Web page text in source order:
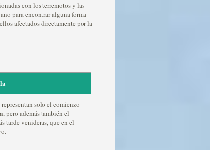
con los terremotos y las
para encontrar alguna forma
afectados directamente por la
solo el comienzo
, pero además también el
tarde venideras, que en el